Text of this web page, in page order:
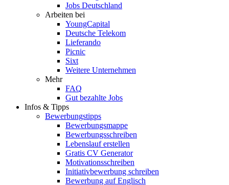
Jobs Deutschland
Arbeiten bei
YoungCapital
Deutsche Telekom
Lieferando
Picnic
Sixt
Weitere Unternehmen
Mehr
FAQ
Gut bezahlte Jobs
Infos & Tipps
Bewerbungstipps
Bewerbungsmappe
Bewerbungsschreiben
Lebenslauf erstellen
Gratis CV Generator
Motivationsschreiben
Initiativbewerbung schreiben
Bewerbung auf Englisch